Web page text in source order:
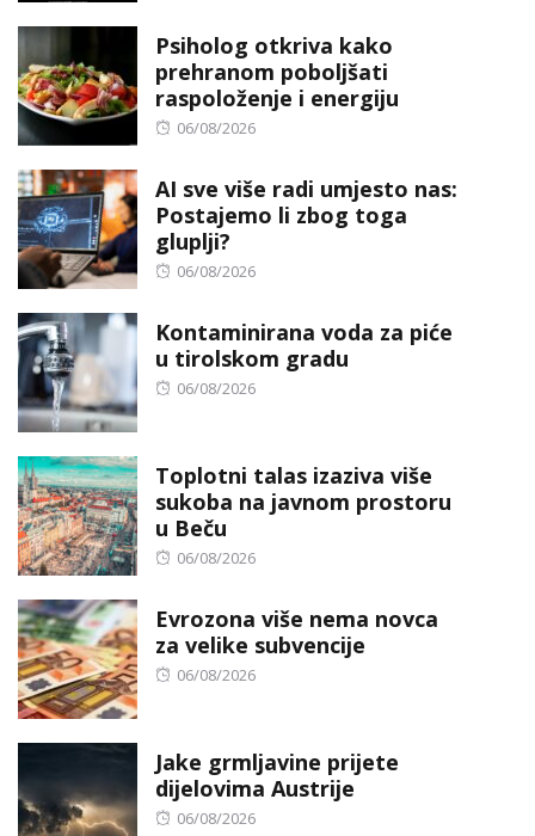
Psiholog otkriva kako
prehranom poboljšati
raspoloženje i energiju
Posted
06/08/2026
AI sve više radi umjesto nas:
Postajemo li zbog toga
gluplji?
Posted
06/08/2026
Kontaminirana voda za piće
u tirolskom gradu
Posted
06/08/2026
Toplotni talas izaziva više
sukoba na javnom prostoru
u Beču
Posted
06/08/2026
Evrozona više nema novca
za velike subvencije
Posted
06/08/2026
Jake grmljavine prijete
dijelovima Austrije
Posted
06/08/2026